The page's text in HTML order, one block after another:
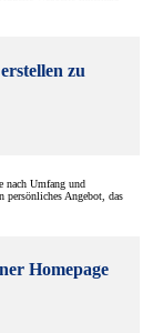
zu
nach Umfang und
Angebot, das
Homepage